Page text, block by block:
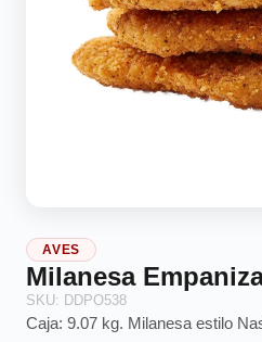
AVES
Milanesa
SKU: DDPO538
Caja: 9.07 kg. Milanesa estilo